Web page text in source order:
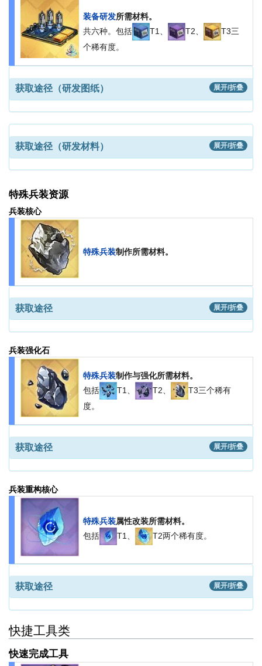
装备研发所需材料。
共六种。包括
T1、 T2、
T3三
个稀有度。
获取途径（研发图纸） 展开/折叠
获取途径（研发材料） 展开/折叠
特殊兵装资源
兵装核心
特殊兵装制作所需材料。
获取途径 展开/折叠
兵装强化石
特殊兵装制作与强化所需材料。
包括
T1、 T2、
T3三个稀有
度。
获取途径 展开/折叠
兵装重构核心
特殊兵装属性改装所需材料。
包括
T1、 T2两个稀有度。
获取途径 展开/折叠
快捷工具类
快速完成工具